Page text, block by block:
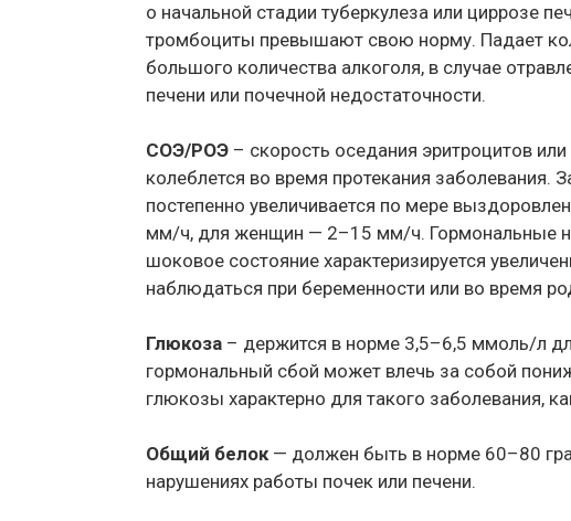
о начальной стадии туберкулеза или циррозе
тромбоциты превышают свою норму. Падает
большого количества алкоголя, в случае
печени или почечной недостаточности.
СОЭ/РОЭ – скорость оседания эритроцитов
колеблется во время протекания заболевания.
постепенно увеличивается по мере
мм/ч, для женщин — 2–15 мм/ч. Гормональные
шоковое состояние характеризируется
наблюдаться при беременности или во время
Глюкоза – держится в норме 3,5–6,5 ммоль/л
гормональный сбой может влечь за собой
глюкозы характерно для такого заболевания,
Общий белок— должен быть в норме 60–80
нарушениях работы почек или печени.